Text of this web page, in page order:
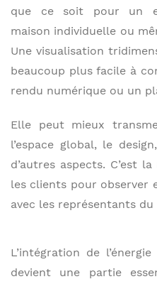
que ce soit pour un
maison individuelle ou
Une visualisation
beaucoup plus facile à
rendu numérique ou un
Elle peut mieux
l’espace global, le
d’autres aspects. C’est
les clients pour observer
avec les représentants
L’intégration de
devient une partie